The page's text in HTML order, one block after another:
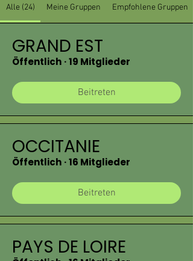
Alle (24) Meine Gruppen Empfohlene Gruppen
GRAND EST
Öffentlich ·19 Mitglieder
Beitreten
OCCITANIE
Öffentlich ·16 Mitglieder
Beitreten
PAYS DE LOIRE